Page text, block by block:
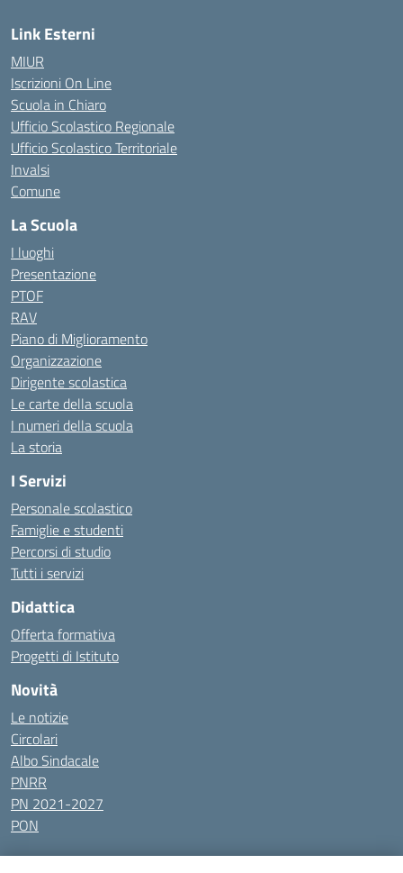
Link Esterni
MIUR
Iscrizioni On Line
Scuola in Chiaro
Ufficio Scolastico Regionale
Ufficio Scolastico Territoriale
Invalsi
Comune
La Scuola
I luoghi
Presentazione
PTOF
RAV
Piano di Miglioramento
Organizzazione
Dirigente scolastica
Le carte della scuola
I numeri della scuola
La storia
I Servizi
Personale scolastico
Famiglie e studenti
Percorsi di studio
Tutti i servizi
Didattica
Offerta formativa
Progetti di Istituto
Novità
Le notizie
Circolari
Albo Sindacale
PNRR
PN 2021-2027
PON
Tutti gli argomenti